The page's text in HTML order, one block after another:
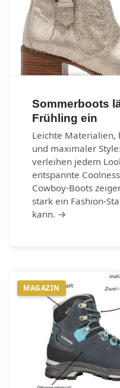
Sommerboots
Frühling ein
Leichte Materialien,
und maximaler
verleihen jedem
entspannte
Cowboy-Boots
stark ein Fashion-
kann. →
MAGAZIN